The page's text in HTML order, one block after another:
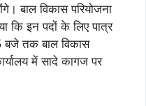
बाल विकास परियोजना
कि इन पदों के लिए पात्र
बजे तक बाल विकास
में सादे कागज पर